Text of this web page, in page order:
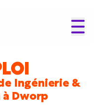
Ingénierie &
Dworp